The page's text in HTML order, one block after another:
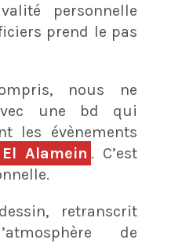
personnelle
prend le pas
nous ne
une bd qui
les évènements
El Alamein . C’est
retranscrit
de